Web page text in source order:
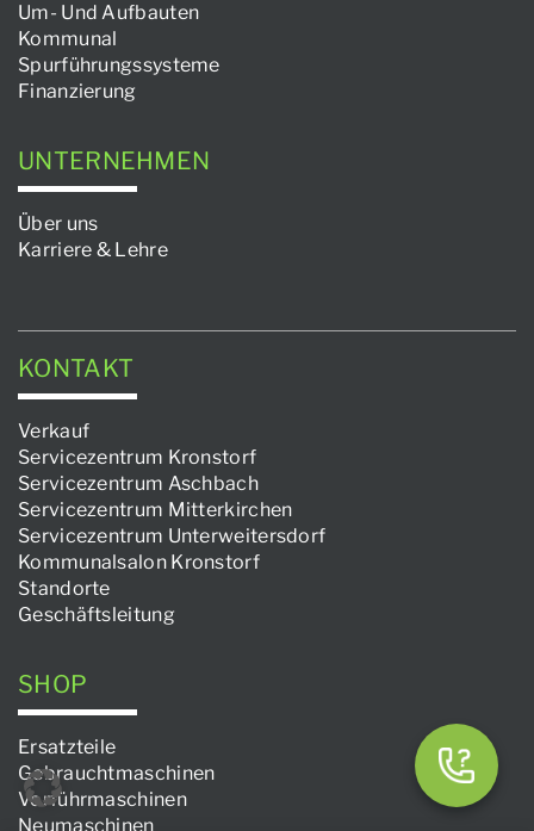
Um- Und Aufbauten
Kommunal
Spurführungssysteme
Finanzierung
UNTERNEHMEN
Über uns
Karriere & Lehre
KONTAKT
Verkauf
Servicezentrum Kronstorf
Servicezentrum Aschbach
Servicezentrum Mitterkirchen
Servicezentrum Unterweitersdorf
Kommunalsalon Kronstorf
Standorte
Geschäftsleitung
SHOP
Ersatzteile
Gebrauchtmaschinen
Vorführmaschinen
Neumaschinen